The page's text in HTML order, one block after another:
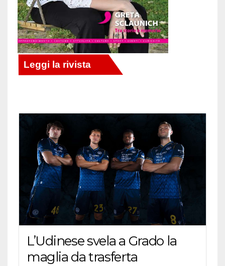
L’Udinese svela a Grado la
maglia da trasferta